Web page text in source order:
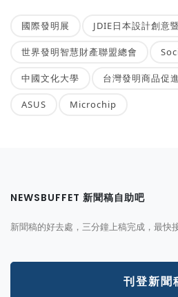
國際發明展 JDIE日本設計創意
世界發明智慧財產聯盟總會
中國文化大學 台灣發明商品促
ASUS Microchip
NEWSBUFFET 新聞稿自助吧
新聞稿的好去處，三分鐘上稿完成，最快
刊登新聞